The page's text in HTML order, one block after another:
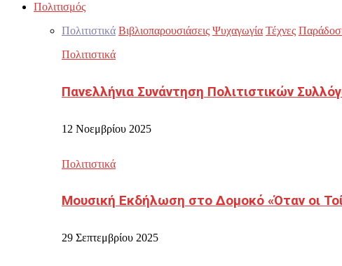
Πολιτισμός
Πολιτιστικά Βιβλιοπαρουσιάσεις Ψυχαγωγία Τέχνες
Πολιτιστικά
Πανελλήνια Συνάντηση Πολιτιστικών
12 Νοεμβρίου 2025
Πολιτιστικά
Μουσική Εκδήλωση στο Δομοκό «Όταν οι
29 Σεπτεμβρίου 2025